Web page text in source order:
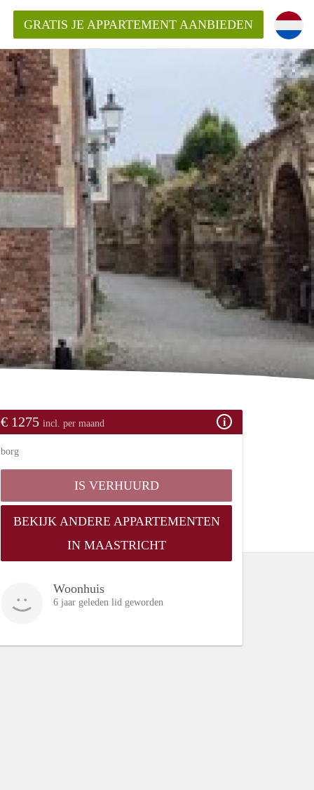
in Maastricht?
GRATIS JE APPARTEMENT AANBIEDEN
€ 1275 incl. per maand
borg
IS VERHUURD
BEKIJK ANDERE APPARTEMENTEN
IN MAASTRICHT
Woonhuis
6 jaar geleden lid geworden